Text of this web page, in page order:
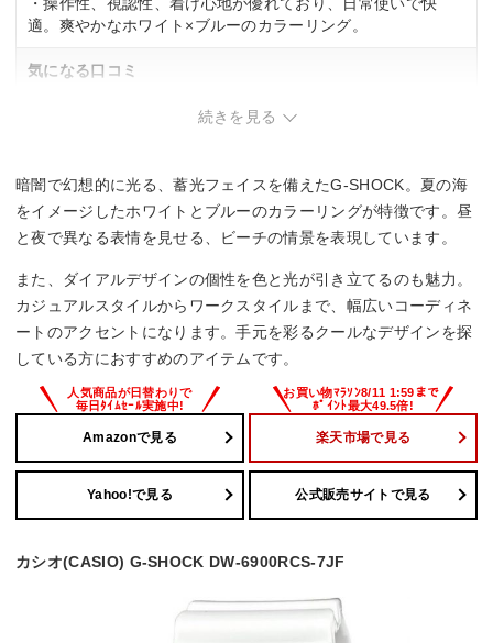
適。爽やかなホワイト×ブルーのカラーリング。
気になる口コミ
・関連する口コミはありませんでした。
続きを見る
暗闇で幻想的に光る、蓄光フェイスを備えたG-SHOCK。夏の海
をイメージしたホワイトとブルーのカラーリングが特徴です。昼
と夜で異なる表情を見せる、ビーチの情景を表現しています。
また、ダイアルデザインの個性を色と光が引き立てるのも魅力。
カジュアルスタイルからワークスタイルまで、幅広いコーディネ
ートのアクセントになります。手元を彩るクールなデザインを探
している方におすすめのアイテムです。
Amazonで見る 楽天市場で見る
Yahoo!で見る 公式販売サイトで見る
カシオ(CASIO) G-SHOCK DW-6900RCS-7JF